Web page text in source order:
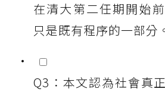
在清大第二任期開始
只是既有程序的一部分
Q3：本文認為社會真